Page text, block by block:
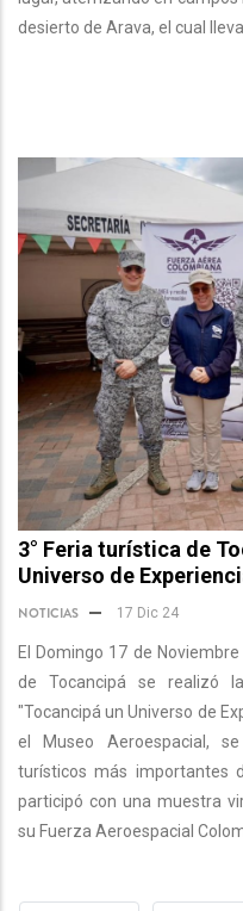
desierto de Arava, el cual
3° Feria turística de
Universo de
NOTICIAS 17 Dic 24
El Domingo 17 de
de Tocancipá se realizó
"Tocancipá un Universo de
el Museo Aeroespacial,
turísticos más importantes
participó con una muestra
su Fuerza Aeroespacial